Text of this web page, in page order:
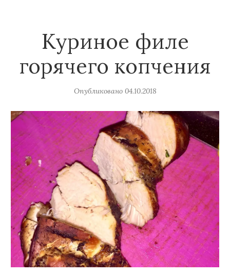
Куриное филе
горячего копчения
Опубликовано 04.10.2018